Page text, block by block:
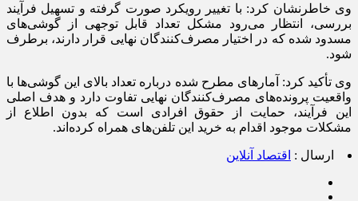
وی خاطرنشان کرد: با تغییر رویکرد صورت گرفته و تسهیل فرآیند
بررسی، انتظار می‌رود مشکل تعداد قابل توجهی از گوشی‌های
مسدود شده که در اختیار مصرف‌کنندگان نهایی قرار دارند، برطرف
شود.
وی تأکید کرد: آمارهای مطرح شده درباره تعداد بالای این گوشی‌ها با
واقعیت پرونده‌های مصرف‌کنندگان نهایی تفاوت دارد و هدف اصلی
این فرآیند، حمایت از حقوق افرادی است که بدون اطلاع از
مشکلات موجود اقدام به خرید این تلفن‌های همراه کرده‌اند.
ارسال : اقتصاد آنلاین